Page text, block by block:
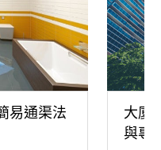
易通渠法
大廈
與專